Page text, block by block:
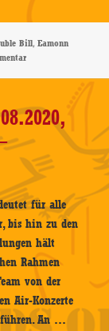
Connor
and
McCormack
21.10.2021,
Yard
Club,
Köln
–
Konzertbericht
Bill,Eamonn
zu Double Bill:
für alle
bis hin zu den
hält
Rahmen
von der
Air-Konzerte
An …Eamonn